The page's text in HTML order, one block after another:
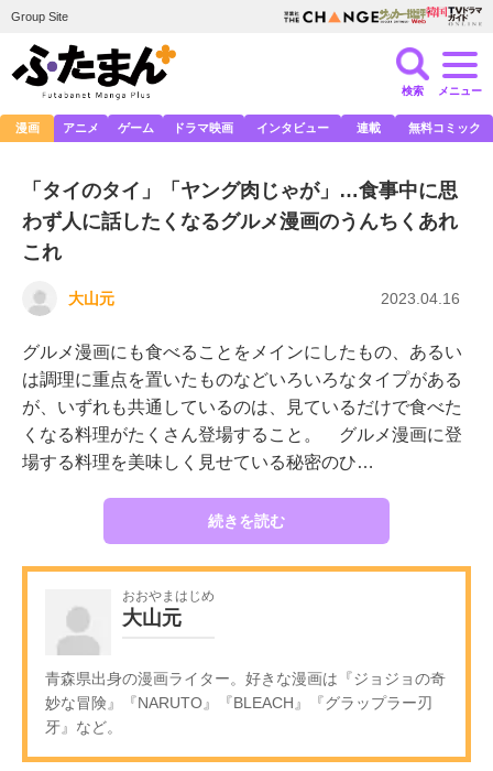
Group Site
検索 メニュー
漫画 アニメ ゲーム ドラマ映画 インタビュー 連載 無料コミック
「タイのタイ」「ヤング肉じゃが」…食事中に思
わず人に話したくなるグルメ漫画のうんちくあれ
これ
大山元 2023.04.16
グルメ漫画にも食べることをメインにしたもの、あるい
は調理に重点を置いたものなどいろいろなタイプがある
が、いずれも共通しているのは、見ているだけで食べた
くなる料理がたくさん登場すること。 グルメ漫画に登
場する料理を美味しく見せている秘密のひ…
続きを読む
おおやまはじめ
大山元
青森県出身の漫画ライター。好きな漫画は『ジョジョの奇
妙な冒険』『NARUTO』『BLEACH』『グラップラー刃
牙』など。